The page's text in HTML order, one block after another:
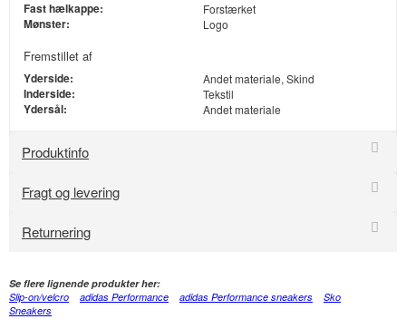
Fast hælkappe: Forstærket
Mønster: Logo
Fremstillet af
Yderside: Andet materiale, Skind
Inderside: Tekstil
Ydersål: Andet materiale
Produktinfo
Fragt og levering
Returnering
Se flere lignende produkter her:
Slip-on/velcro
adidas Performance adidas Performance sneakers
Sko
Sneakers